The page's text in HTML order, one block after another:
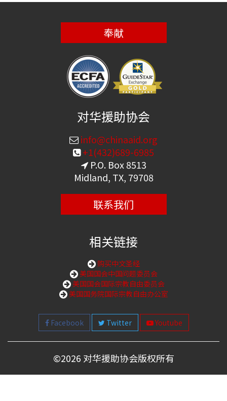
奉献
对华援助协会
info@chinaaid.org
+1(432)689-6985
P.O. Box 8513
Midland, TX, 79708
联系我们
相关链接
购买中文圣经
美国国会中国问题委员会
美国国会国际宗教自由委员会
美国国务院国际宗教自由办公室
Facebook Twitter Youtube
©2026 对华援助协会版权所有